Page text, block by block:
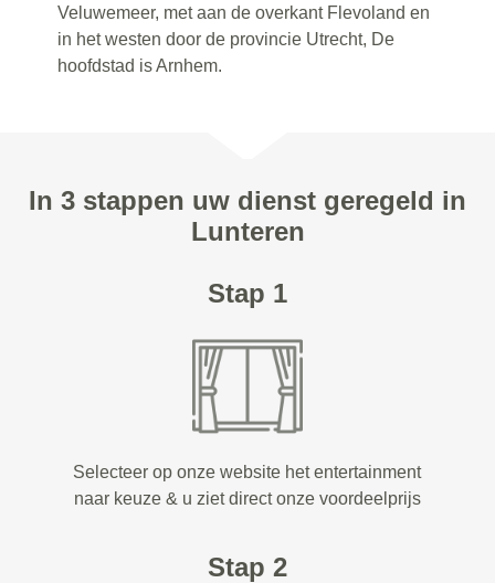
Veluwemeer, met aan de overkant Flevoland en
in het westen door de provincie Utrecht, De
hoofdstad is Arnhem.
In 3 stappen uw dienst geregeld in
Lunteren
Stap 1
Selecteer op onze website het entertainment
naar keuze & u ziet direct onze voordeelprijs
Stap 2